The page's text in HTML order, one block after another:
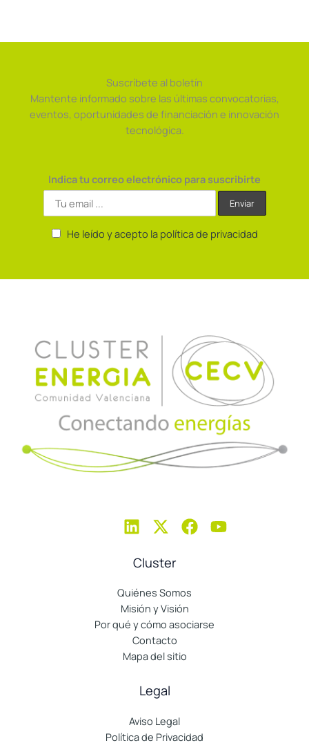
Suscríbete al boletín
Mantente informado sobre las últimas convocatorias,
eventos, oportunidades de financiación e innovación
tecnológica.
Indica tu correo electrónico para suscribirte
He leído y acepto la política de privacidad
Cluster
Quiénes Somos
Misión y Visión
Por qué y cómo asociarse
Contacto
Mapa del sitio
Legal
Aviso Legal
Política de Privacidad